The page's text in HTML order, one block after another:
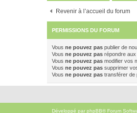
Revenir à l’accueil du forum
PERMISSIONS DU FORUM
Vous ne pouvez pas publier de
Vous ne pouvez pas répondre
Vous ne pouvez pas modifier vos
Vous ne pouvez pas supprimer
Vous ne pouvez pas transférer de
Développé par phpBB® Forum